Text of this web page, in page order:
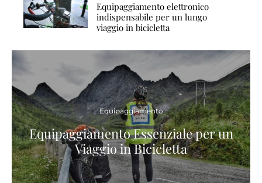
Equipaggiamento elettronico
indispensabile per un lungo
viaggio in bicicletta
Equipaggiamento
Equipaggiamento Essenziale per un
Viaggio in Bicicletta